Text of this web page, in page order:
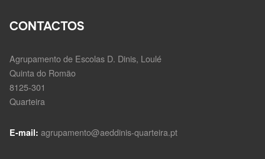
CONTACTOS
Agrupamento de Escolas D. Dinis, Loulé
Quinta do Romão
8125-301
Quarteira
E-mail: agrupamento@aeddinis-quarteira.pt